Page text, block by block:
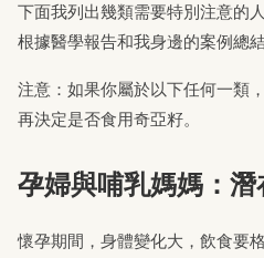
下面我列出幾類需要特別注意的
根據醫學報告和我身邊的案例總結
注意：如果你屬於以下任何一類
再決定是否食用奇亞籽。
孕婦與哺乳媽媽：
懷孕期間，身體變化大，飲食要